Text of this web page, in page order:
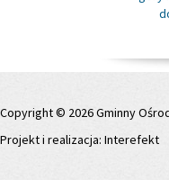
Copyright © 2026 Gminny
Projekt i realizacja: Interefekt